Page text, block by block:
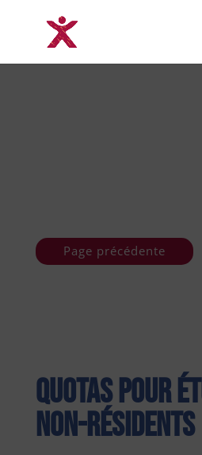
Page précédente
Quotas pour
non-résidents